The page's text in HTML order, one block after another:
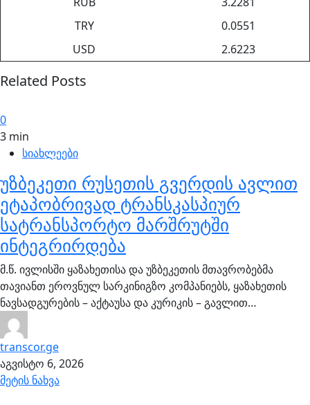
TRY
0.0551
USD
2.6223
Related Posts
0
3 min
სიახლეები
უზბეკეთი რუსეთის გვერდის ავლით
ეტაპობრივად ტრანსკასპიურ
სატრანსპორტო მარშრუტში
ინტეგრირდება
მ.წ. ივლისში ყაზახეთისა და უზბეკეთის მთავრობებმა
თავიანთ ეროვნულ სარკინიგზო კომპანიებს, ყაზახეთის
ნავსადგურების – აქტაუსა და კურიკის – გავლით…
transcor.ge
აგვისტო 6, 2026
მეტის ნახვა